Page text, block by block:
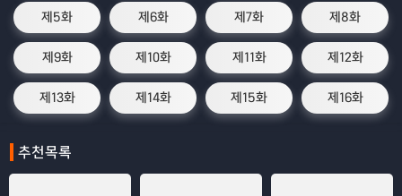
제5화 제6화 제7화 제8화
제9화 제10화 제11화 제12화
제13화 제14화 제15화 제16화
추천목록